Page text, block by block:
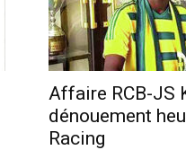
Affaire RCB-JS
dénouement
Racing